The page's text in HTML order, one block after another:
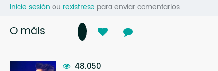
Inicie sesión ou rexístrese para enviar comentarios
O máis
48.050